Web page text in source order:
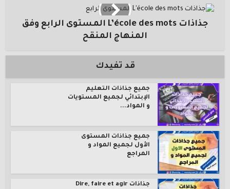
جذاذات L’école des mots المستوى الرابع وفق
المنهاج المنقح
قد تفيدك
جميع جذاذات التعليم
الإبتدائي لجميع المستويات
و المواد...
جميع جذاذات المستوى
الأول لجميع المواد و
المراجع
جذاذات Dire, faire et agir